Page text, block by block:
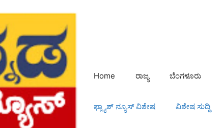
Home ರಾಜ್ಯ ಬೆಂಗಳೂರು
ಫ್ಲ್ಯಾಶ್ ನ್ಯೂಸ್ ವಿಶೇಷ ವಿಶೇಷ ಸುದ್ದಿ